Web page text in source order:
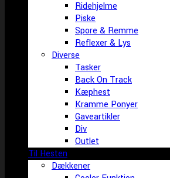
Ridehjelme
Piske
Spore & Remme
Reflexer & Lys
Diverse
Tasker
Back On Track
Kæphest
Kramme Ponyer
Gaveartikler
Div
Outlet
Til Hesten
Dækkener